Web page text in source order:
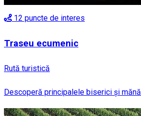
12 puncte de interes
Traseu ecumenic
Rută turistică
Descoperă principalele biserici și